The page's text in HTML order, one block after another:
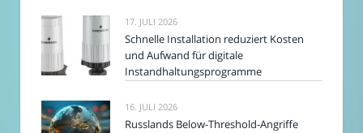
17. JULI 2026
Schnelle Installation reduziert Kosten
und Aufwand für digitale
Instandhaltungsprogramme
16. JULI 2026
Russlands Below-Threshold-Angriffe